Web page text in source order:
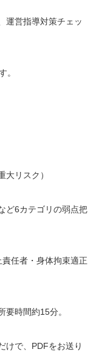
運営指導対策チェッ
。
リスク）
ど6カテゴリの弱点把
任者・身体拘束適正
時間約15分。
けで、PDFをお送り